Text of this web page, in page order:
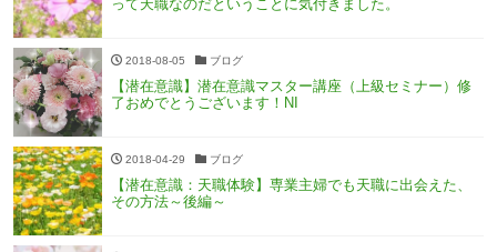
って天職なのだということに気付きました。
2018-08-05 ブログ
【潜在意識】潜在意識マスター講座（上級セミナー）修
了おめでとうございます！NI
2018-04-29 ブログ
【潜在意識：天職体験】専業主婦でも天職に出会えた、
その方法～後編～